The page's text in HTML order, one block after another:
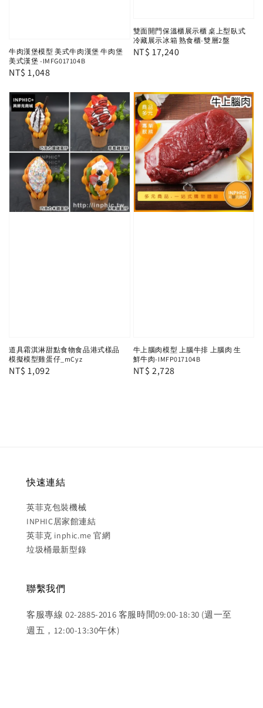
牛肉漢堡模型 美式牛肉漢堡 牛肉堡
美式漢堡 -IMFG017104B
Regular
NT$ 1,048
雙面開門保溫櫃展示櫃 桌上型臥式
冷藏展示冰箱 熟食櫃-雙層2盤
Regular
NT$ 17,240
道具霜淇淋甜點食物食品港式樣品
模擬模型雞蛋仔_mCyz
Regular
NT$ 1,092
牛上腦肉模型 上腦牛排 上腦肉 生
鮮牛肉-IMFP017104B
Regular
NT$ 2,728
快速連結
英菲克包裝機械
INPHIC居家館連結
英菲克 inphic.me 官網
垃圾桶最新型錄
聯繫我們
客服專線 02-2885-2016 客服時間09:00-18:30 (週一至
週五，12:00-13:30午休)